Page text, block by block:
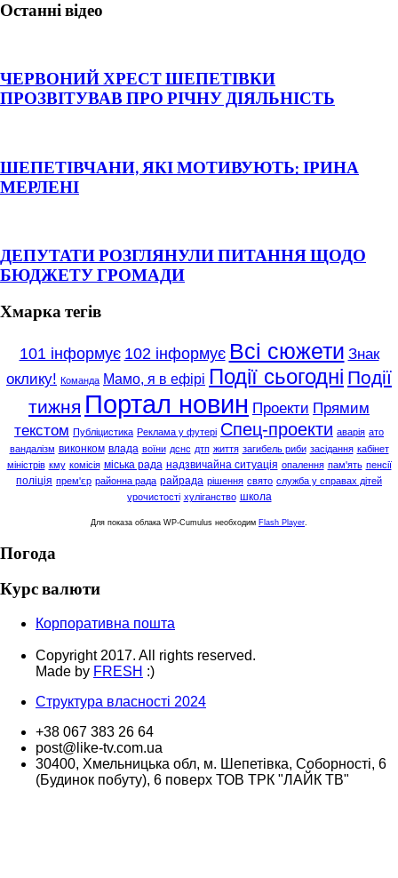
Останні відео
ЧЕРВОНИЙ ХРЕСТ ШЕПЕТІВКИ
ПРОЗВІТУВАВ ПРО РІЧНУ ДІЯЛЬНІСТЬ
ШЕПЕТІВЧАНИ, ЯКІ МОТИВУЮТЬ: ІРИНА
МЕРЛЕНІ
ДЕПУТАТИ РОЗГЛЯНУЛИ ПИТАННЯ ЩОДО
БЮДЖЕТУ ГРОМАДИ
Хмарка тегів
101 інформує 102 інформує Всі сюжети Знак
оклику! Команда Мамо, я в ефірі Події сьогодні Події
тижня Портал новин Проекти Прямим
текстом Публіцистика Реклама у футері Спец-проекти аварія ато
вандалізм виконком влада воїни дснс дтп життя загибель риби засідання кабінет
міністрів кму комісія міська рада надзвичайна ситуація опалення пам'ять пенсії
поліція прем'єр районна рада райрада рішення свято служба у справах дітей
урочистості хуліганство школа
Для показа облака WP-Cumulus необходим Flash Player
Погода
Курс валюти
Корпоративна пошта
Copyright 2017. All rights reserved.
Made by FRESH :)
Структура власності 2024
+38 067 383 26 64
post@like-tv.com.ua
30400, Хмельницька обл, м. Шепетівка, Соборності, 6
(Будинок побуту), 6 поверх ТОВ ТРК "ЛАЙК ТВ"